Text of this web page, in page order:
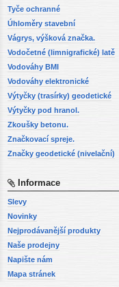
Tyče ochranné
Úhloměry stavební
Vágrys, výšková značka.
Vodočetné (limnigrafické) latě
Vodováhy BMI
Vodováhy elektronické
Výtyčky (trasírky) geodetické
Výtyčky pod hranol.
Zkoušky betonu.
Značkovací spreje.
Značky geodetické (nivelační)
Informace
Slevy
Novinky
Nejprodávanější produkty
Naše prodejny
Napište nám
Mapa stránek